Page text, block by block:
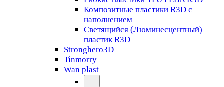
Композитные пластики R3D с
наполнением
Светящийся (Люминесцентный)
пластик R3D
Stronghero3D
Tinmorry
Wan plast